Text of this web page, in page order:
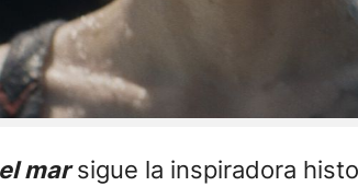
marsigue la inspiradora